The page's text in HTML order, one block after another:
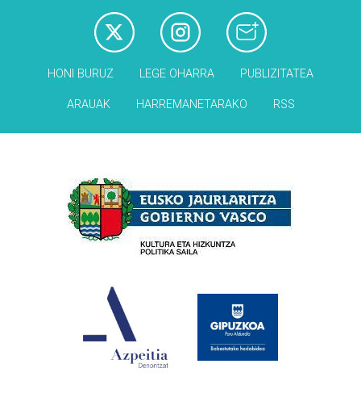
HONI BURUZ LEGE OHARRA PUBLIZITATEA
ARAUAK HARREMANETARAKO RSS